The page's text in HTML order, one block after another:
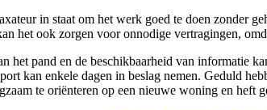
in staat om het werk goed te doen zonder
het ook zorgen voor onnodige vertragingen,
het pand en de beschikbaarheid van informatie
kan enkele dagen in beslag nemen. Geduld
te oriënteren op een nieuwe woning en heft